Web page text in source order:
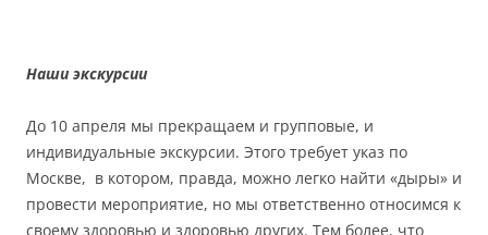
Наши экскурсии
До 10 апреля мы прекращаем и групповые, и
индивидуальные экскурсии. Этого требует указ по
Москве, в котором, правда, можно легко найти «дыры» и
провести мероприятие, но мы ответственно относимся к
своему здоровью и здоровью других. Тем более, что